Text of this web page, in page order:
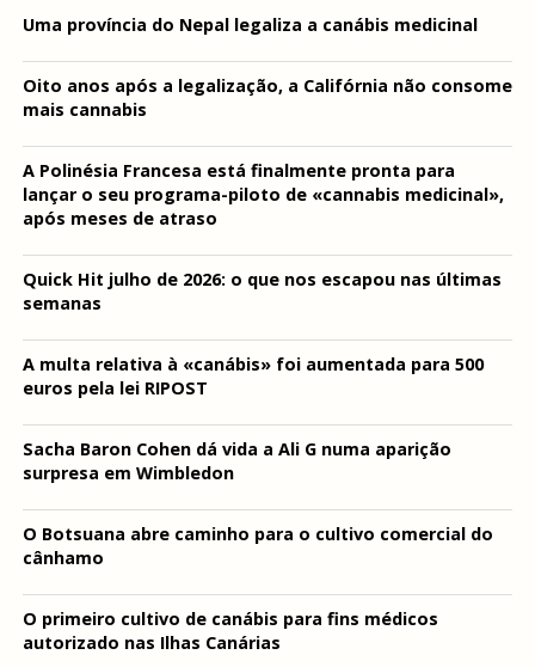
Uma província do Nepal legaliza a canábis medicinal
Oito anos após a legalização, a Califórnia não consome
mais cannabis
A Polinésia Francesa está finalmente pronta para
lançar o seu programa-piloto de «cannabis medicinal»,
após meses de atraso
Quick Hit julho de 2026: o que nos escapou nas últimas
semanas
A multa relativa à «canábis» foi aumentada para 500
euros pela lei RIPOST
Sacha Baron Cohen dá vida a Ali G numa aparição
surpresa em Wimbledon
O Botsuana abre caminho para o cultivo comercial do
cânhamo
O primeiro cultivo de canábis para fins médicos
autorizado nas Ilhas Canárias